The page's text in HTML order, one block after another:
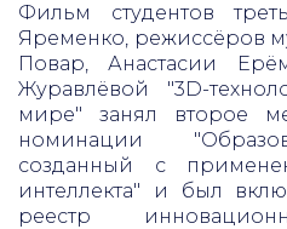
Фильм студентов
Яременко, режиссёров
Повар, Анастасии
Журавлёвой "3D-
мире" занял второе
номинации
созданный с
интеллекта" и был
реестр